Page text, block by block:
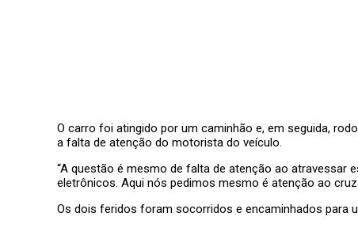
O carro foi atingido por um caminhão e, em seguida,
a falta de atenção do motorista do veículo.
“A questão é mesmo de falta de atenção ao atravessar
eletrônicos. Aqui nós pedimos mesmo é atenção ao
Os dois feridos foram socorridos e encaminhados para